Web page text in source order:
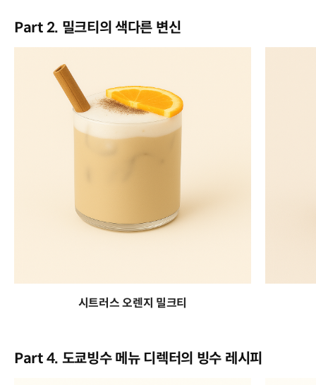
Part 2. 밀크티의 색다른 변신
시트러스 오렌지 밀크티
Part 4. 도쿄빙수 메뉴 디렉터의 빙수 레시피